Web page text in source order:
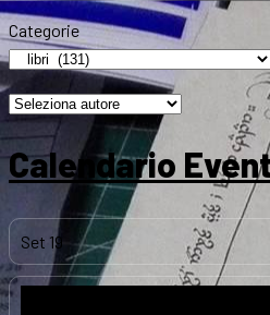
per:
Categorie
Calendario
Set 19